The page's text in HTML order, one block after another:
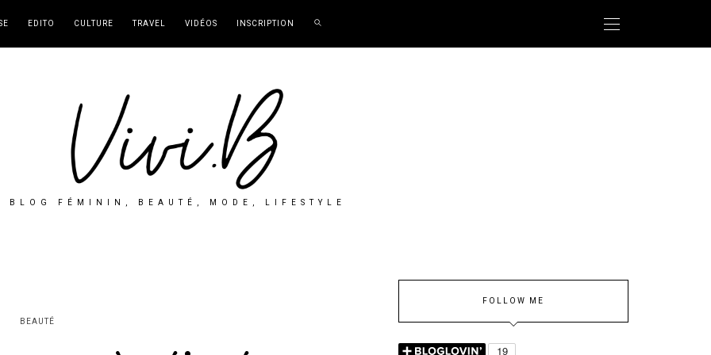
EDITO CULTURE TRAVEL VIDÉOS INSCRIPTION
BLOG FÉMININ, BEAUTÉ, MODE, LIFESTYLE
BEAUTÉ
FOLLOW ME